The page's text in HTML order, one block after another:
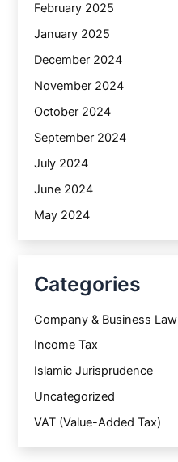
February 2025
January 2025
December 2024
November 2024
October 2024
September 2024
July 2024
June 2024
May 2024
Categories
Company & Business Law
Income Tax
Islamic Jurisprudence
Uncategorized
VAT (Value-Added Tax)